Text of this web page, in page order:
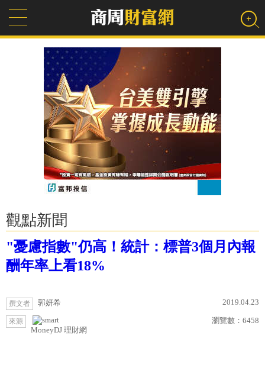
觀點新聞
"憂慮指數"仍高！統計：標普3個月內報
酬年率上看18%
撰文者 郭妍希 2019.04.23
來源
MoneyDJ 理財網
瀏覽數： 6458